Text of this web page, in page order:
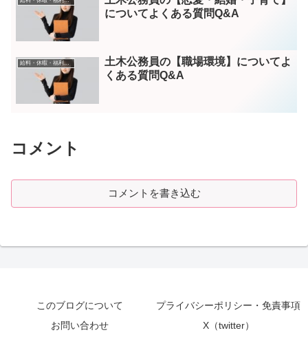
についてよくある質問Q&A
給料・休暇・福利厚生
土木公務員の【職場環境】についてよ
くある質問Q&A
コメント
コメントを書き込む
このブログについて
プライバシーポリシー・免責事項
お問い合わせ
X（twitter）